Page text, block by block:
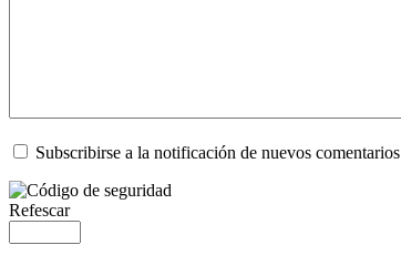
Subscribirse a la notificación de nuevos comentarios
Refescar